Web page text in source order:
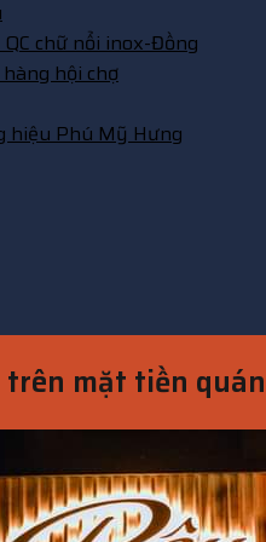
chữ nổi inox-Đồng
hội chợ
hiệu Phú Mỹ Hưng
trên mặt tiền